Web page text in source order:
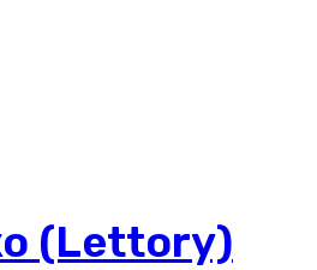
(lettory)